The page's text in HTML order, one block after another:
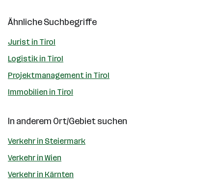
Ähnliche Suchbegriffe
Jurist in Tirol
Logistik in Tirol
Projektmanagement in Tirol
Immobilien in Tirol
In anderem Ort/Gebiet suchen
Verkehr in Steiermark
Verkehr in Wien
Verkehr in Kärnten